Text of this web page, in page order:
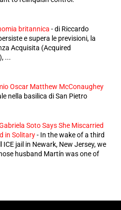
britannica -di Riccardo
e supera le previsioni, la
Acquisita (Acquired
...
Oscar Matthew McConaughey
nella basilica di San Pietro
Soto Says She Miscarried
in Solitary- In the wake of a third
ICE jail in Newark, New Jersey, we
husband Martín was one of